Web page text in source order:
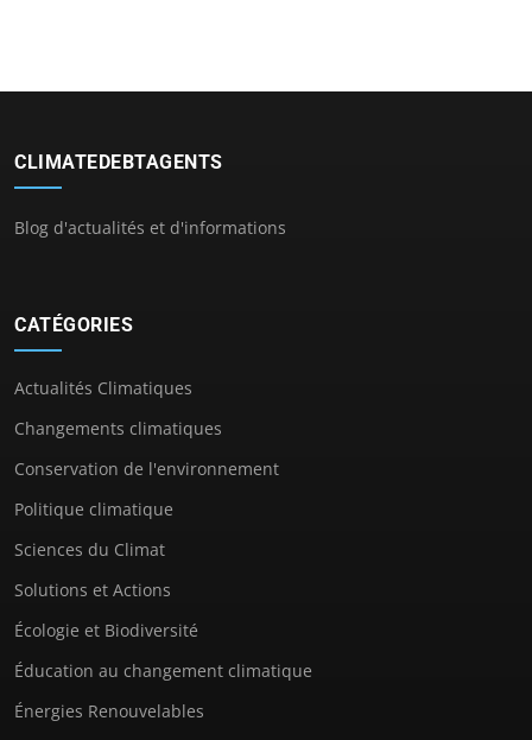
CLIMATEDEBTAGENTS
Blog d'actualités et d'informations
CATÉGORIES
Actualités Climatiques
Changements climatiques
Conservation de l'environnement
Politique climatique
Sciences du Climat
Solutions et Actions
Écologie et Biodiversité
Éducation au changement climatique
Énergies Renouvelables